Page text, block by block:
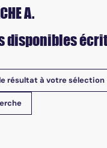
A.
disponibles
résultat à votre sélection